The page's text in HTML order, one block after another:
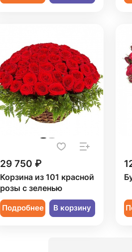
29 750 ₽
Корзина из 101 красной
розы с зеленью
Подробнее В корзину